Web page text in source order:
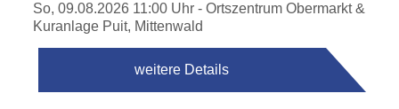
So, 09.08.2026 11:00 Uhr - Ortszentrum Obermarkt &
Kuranlage Puit, Mittenwald
weitere Details